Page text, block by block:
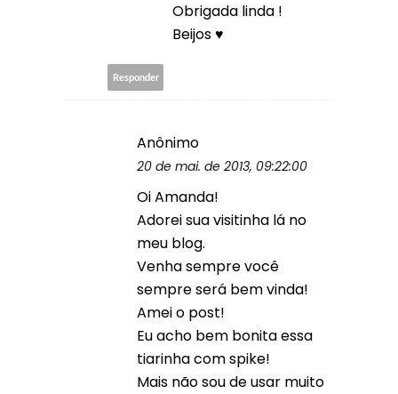
Obrigada linda !
Beijos ♥
Responder
Anônimo
20 de mai. de 2013, 09:22:00
Oi Amanda!
Adorei sua visitinha lá no
meu blog.
Venha sempre você
sempre será bem vinda!
Amei o post!
Eu acho bem bonita essa
tiarinha com spike!
Mais não sou de usar muito